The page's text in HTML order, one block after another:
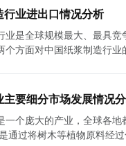
推动技术创新，改进产品
有限性以及废纸回收率的
境保护意识的提高，政府
制造行业的主要制造商将
对于纸张的质量要求越来
同时，包装行业对于纸板
了大量的
。 最后，纸浆制造行业的下游需求还受到宏观经济和社会因素的影响。经济
消费习惯等都会对纸浆制
济下滑时期，人们对纸制
游需求将产生一定的影响。 综上所述，纸浆制造行业的
行业进出口情况分析
业是全球规模最大、最具
浆制造行业的进出口进行分析。 一、进口分析 中国纸浆
进口来源主要集中在北美
主要供应地。此外，由于
利用和能源节约等，这也进一步促
中在废纸浆和纸浆制品等
主要细分市场发展情况
一个庞大的产业，全球各